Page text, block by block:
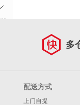
多
配送方式
上门自提